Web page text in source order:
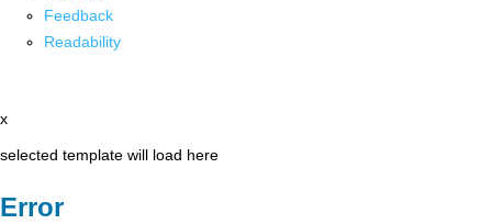
Feedback
Readability
x
selected template will load here
Error